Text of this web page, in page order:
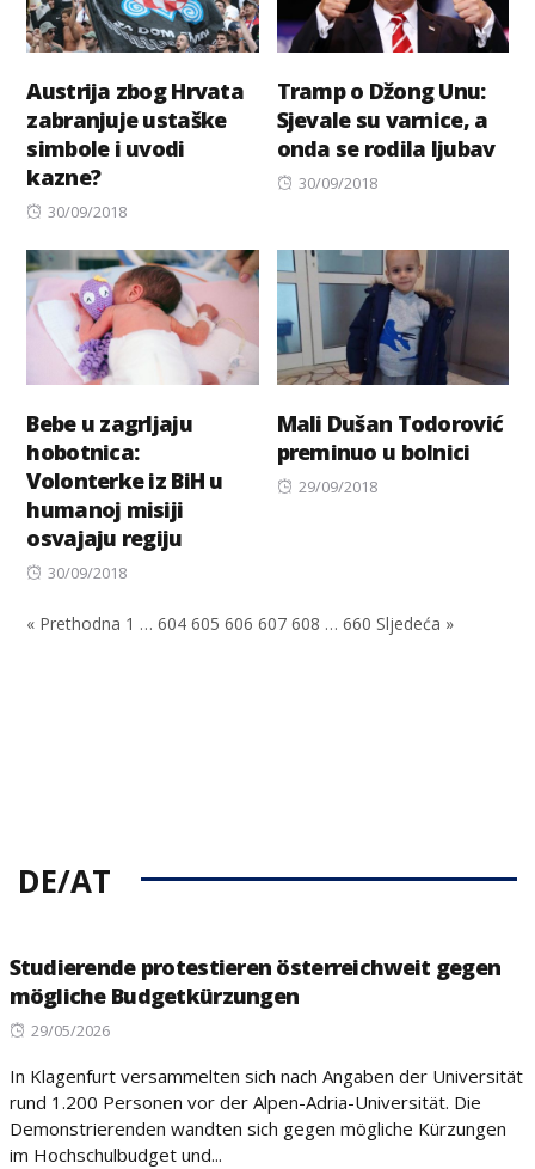
Austrija zbog Hrvata
zabranjuje ustaške
simbole i uvodi
kazne?
Posted
30/09/2018
Tramp o Džong Unu:
Sjevale su varnice, a
onda se rodila ljubav
Posted
30/09/2018
Bebe u zagrljaju
hobotnica:
Volonterke iz BiH u
humanoj misiji
osvajaju regiju
Posted
30/09/2018
Mali Dušan Todorović
preminuo u bolnici
Posted
29/09/2018
« Prethodna 1 … 604 605 606 607 608 … 660 Sljedeća »
DE/AT
Studierende protestieren österreichweit gegen
mögliche Budgetkürzungen
Posted
29/05/2026
In Klagenfurt versammelten sich nach Angaben der Universität
rund 1.200 Personen vor der Alpen-Adria-Universität. Die
Demonstrierenden wandten sich gegen mögliche Kürzungen
im Hochschulbudget und...